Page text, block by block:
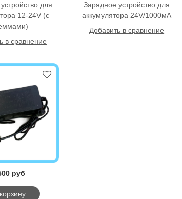
для
12-24V (с
в сравнение
Зарядное уcтройство для
аккумулятора 24V/1000мА
Добавить в сравнение
руб